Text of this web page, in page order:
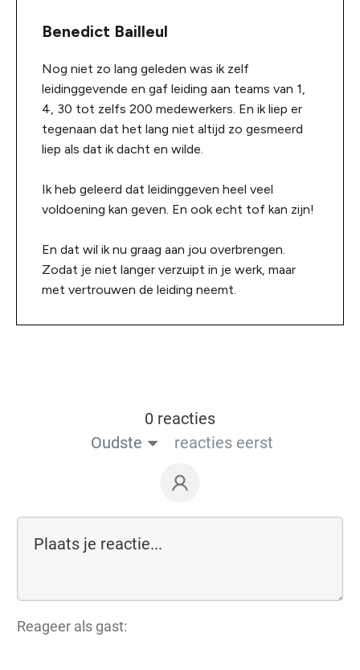
Benedict Bailleul
Nog niet zo lang geleden was ik zelf
leidinggevende en gaf leiding aan teams van 1,
4, 30 tot zelfs 200 medewerkers. En ik liep er
tegenaan dat het lang niet altijd zo gesmeerd
liep als dat ik dacht en wilde.
Ik heb geleerd dat leidinggeven heel veel
voldoening kan geven. En ook echt tof kan zijn!
En dat wil ik nu graag aan jou overbrengen.
Zodat je niet langer verzuipt in je werk, maar
met vertrouwen de leiding neemt.
0 reacties
Oudste
reacties eerst
Reageer als gast: